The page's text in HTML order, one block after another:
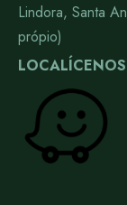
Lindora, Santa
própio)